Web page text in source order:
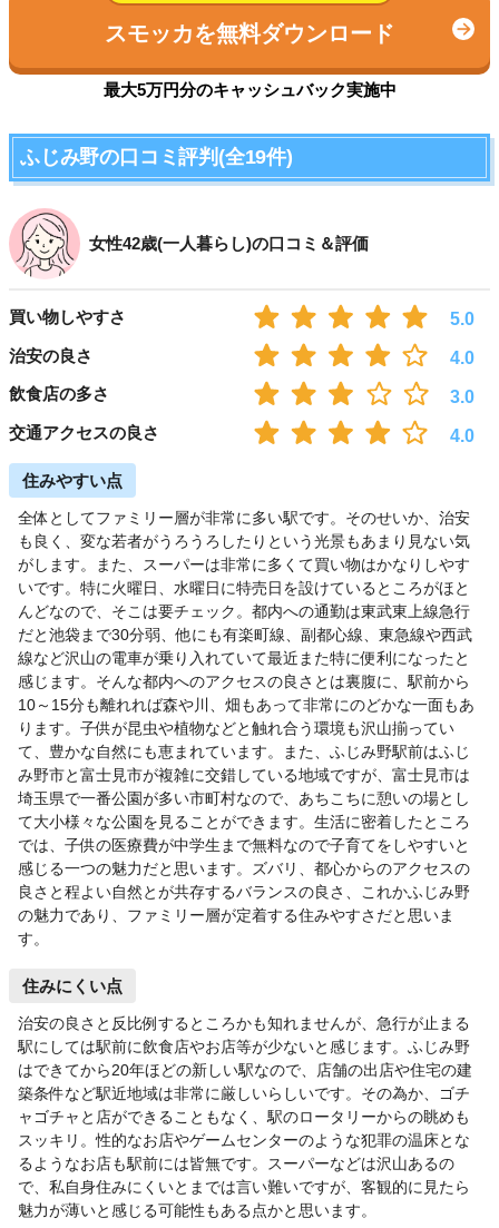
スモッカを無料ダウンロード
最大5万円分のキャッシュバック実施中
ふじみ野の口コミ評判(全19件)
女性42歳(一人暮らし)の口コミ＆評価
買い物しやすさ
5.0
治安の良さ
4.0
飲食店の多さ
3.0
交通アクセスの良さ
4.0
住みやすい点
全体としてファミリー層が非常に多い駅です。そのせいか、治安
も良く、変な若者がうろうろしたりという光景もあまり見ない気
がします。また、スーパーは非常に多くて買い物はかなりしやす
いです。特に火曜日、水曜日に特売日を設けているところがほと
んどなので、そこは要チェック。都内への通勤は東武東上線急行
だと池袋まで30分弱、他にも有楽町線、副都心線、東急線や西武
線など沢山の電車が乗り入れていて最近また特に便利になったと
感じます。そんな都内へのアクセスの良さとは裏腹に、駅前から
10～15分も離れれば森や川、畑もあって非常にのどかな一面もあ
ります。子供が昆虫や植物などと触れ合う環境も沢山揃ってい
て、豊かな自然にも恵まれています。また、ふじみ野駅前はふじ
み野市と富士見市が複雑に交錯している地域ですが、富士見市は
埼玉県で一番公園が多い市町村なので、あちこちに憩いの場とし
て大小様々な公園を見ることができます。生活に密着したところ
では、子供の医療費が中学生まで無料なので子育てをしやすいと
感じる一つの魅力だと思います。ズバリ、都心からのアクセスの
良さと程よい自然とが共存するバランスの良さ、これかふじみ野
の魅力であり、ファミリー層が定着する住みやすさだと思いま
す。
住みにくい点
治安の良さと反比例するところかも知れませんが、急行が止まる
駅にしては駅前に飲食店やお店等が少ないと感じます。ふじみ野
はできてから20年ほどの新しい駅なので、店舗の出店や住宅の建
築条件など駅近地域は非常に厳しいらしいです。その為か、ゴチ
ャゴチャと店ができることもなく、駅のロータリーからの眺めも
スッキリ。性的なお店やゲームセンターのような犯罪の温床とな
るようなお店も駅前には皆無です。スーパーなどは沢山あるの
で、私自身住みにくいとまでは言い難いですが、客観的に見たら
魅力が薄いと感じる可能性もある点かと思います。